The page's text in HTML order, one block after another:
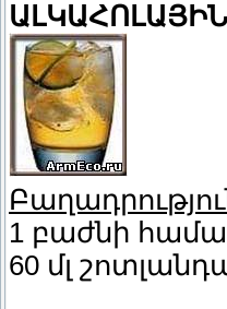
1 բաժնի
60 մլ